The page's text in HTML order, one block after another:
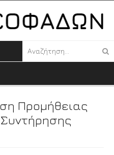
Προμήθειας